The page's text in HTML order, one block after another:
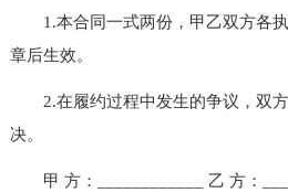
1.本合同一式两份，甲乙双方各执
章后生效。
2.在履约过程中发生的争议，双方
决。
甲 方：____________ 乙 方：